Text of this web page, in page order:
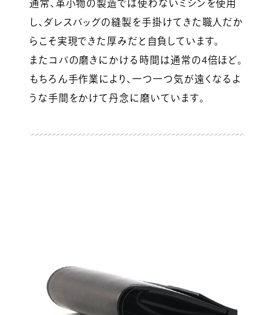
通常、革小物の製造では使わないミシンを使用
し、ダレスバッグの縫製を手掛けてきた職人だか
らこそ実現できた厚みだと自負しています。
またコバの磨きにかける時間は通常の4倍ほど。
もちろん手作業により、一つ一つ気が遠くなるよ
うな手間をかけて丹念に磨いています。